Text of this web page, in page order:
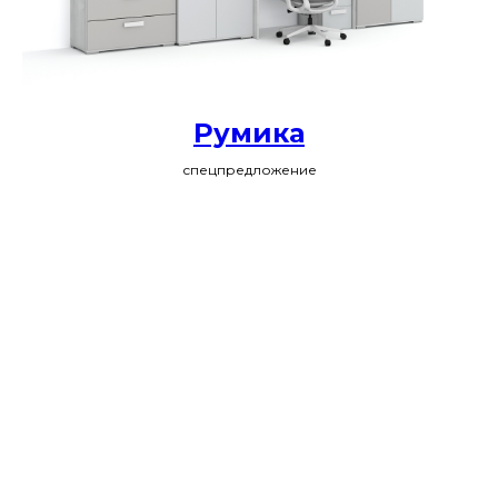
Румика
спецпредложение